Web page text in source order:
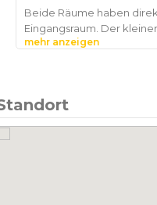
Beide Räume haben
Eingangsraum. Der
der größere 2-4. Beide
mehr anzeigen